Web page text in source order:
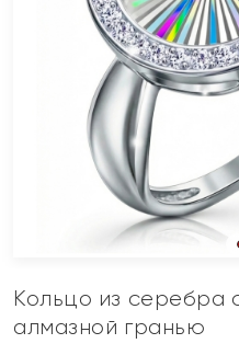
Кольцо из серебра
алмазной гранью